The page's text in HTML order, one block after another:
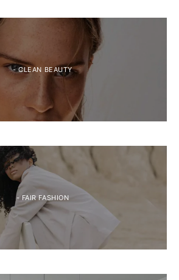
- CLEAN BEAUTY
- FAIR FASHION